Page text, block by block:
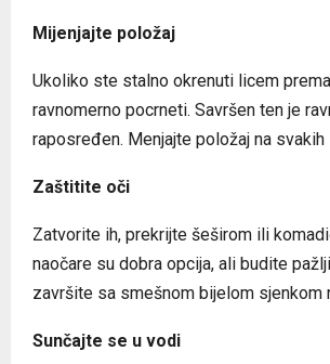
Mijenjajte položaj
Ukoliko ste stalno okrenuti licem
ravnomerno pocrneti. Savršen ten je
raposređen. Menjajte položaj na svakih
Zaštitite oči
Zatvorite ih, prekrijte šeširom ili
naočare su dobra opcija, ali budite
završite sa smešnom bijelom sjenkom
Sunčajte se u vodi